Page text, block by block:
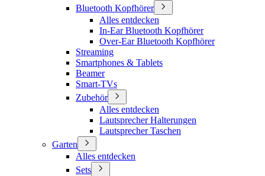
Bluetooth Kopfhörer
Alles entdecken
In-Ear Bluetooth Kopfhörer
Over-Ear Bluetooth Kopfhörer
Streaming
Smartphones & Tablets
Beamer
Smart-TVs
Zubehör
Alles entdecken
Lautsprecher Halterungen
Lautsprecher Taschen
Garten
Alles entdecken
Sets